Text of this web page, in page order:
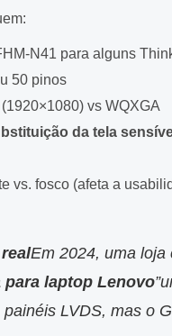
N41 para alguns
50 pinos
vs WQXGA
da tela
vs. fosco (afeta a
Em 2024, uma
laptop Lenovo
LVDS, mas o